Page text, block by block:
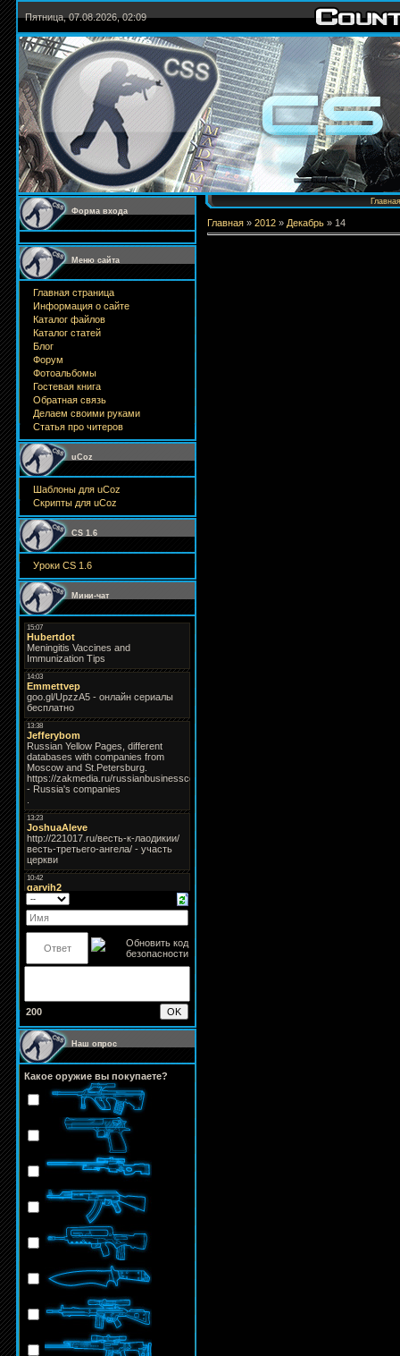
Пятница, 07.08.2026, 02:09
Форма входа
Меню сайта
Главная страница
Информация о сайте
Каталог файлов
Каталог статей
Блог
Форум
Фотоальбомы
Гостевая книга
Обратная связь
Делаем своими руками
Статья про читеров
uCoz
Шаблоны для uCoz
Скрипты для uCoz
CS 1.6
Уроки CS 1.6
Мини-чат
200
Наш опрос
Какое оружие вы покупаете?
Главная
Главная » 2012 » Декабрь » 14